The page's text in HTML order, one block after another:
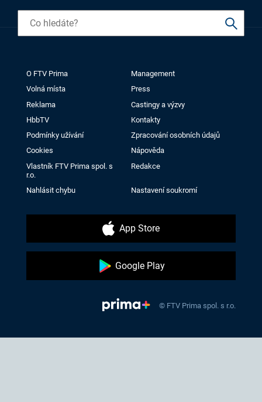
O FTV Prima
Management
Volná místa
Press
Reklama
Castingy a výzvy
HbbTV
Kontakty
Podmínky užívání
Zpracování osobních údajů
Cookies
Nápověda
Vlastník FTV Prima spol. s
r.o.
Redakce
Nahlásit chybu Nastavení soukromí
App Store
Google Play
© FTV Prima spol. s r.o.